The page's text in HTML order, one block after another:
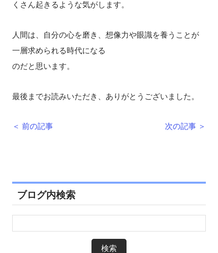
くさん起きるような気がします。
人間は、自分の心を磨き、想像力や眼識を養うことが
一層求められる時代になる
のだと思います。
最後までお読みいただき、ありがとうございました。
＜ 前の記事 次の記事 ＞
ブログ内検索